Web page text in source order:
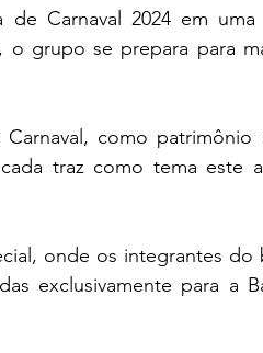
Carnaval 2024 em uma
o grupo se prepara para
como patrimônio
traz como tema este
onde os integrantes do
exclusivamente para a